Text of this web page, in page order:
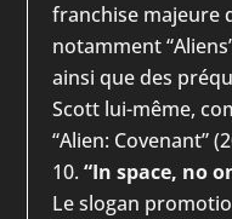
franchise majeure
notamment
ainsi que des
Scott lui-même,
“Alien: Covenant”
“In space, no
Le slogan